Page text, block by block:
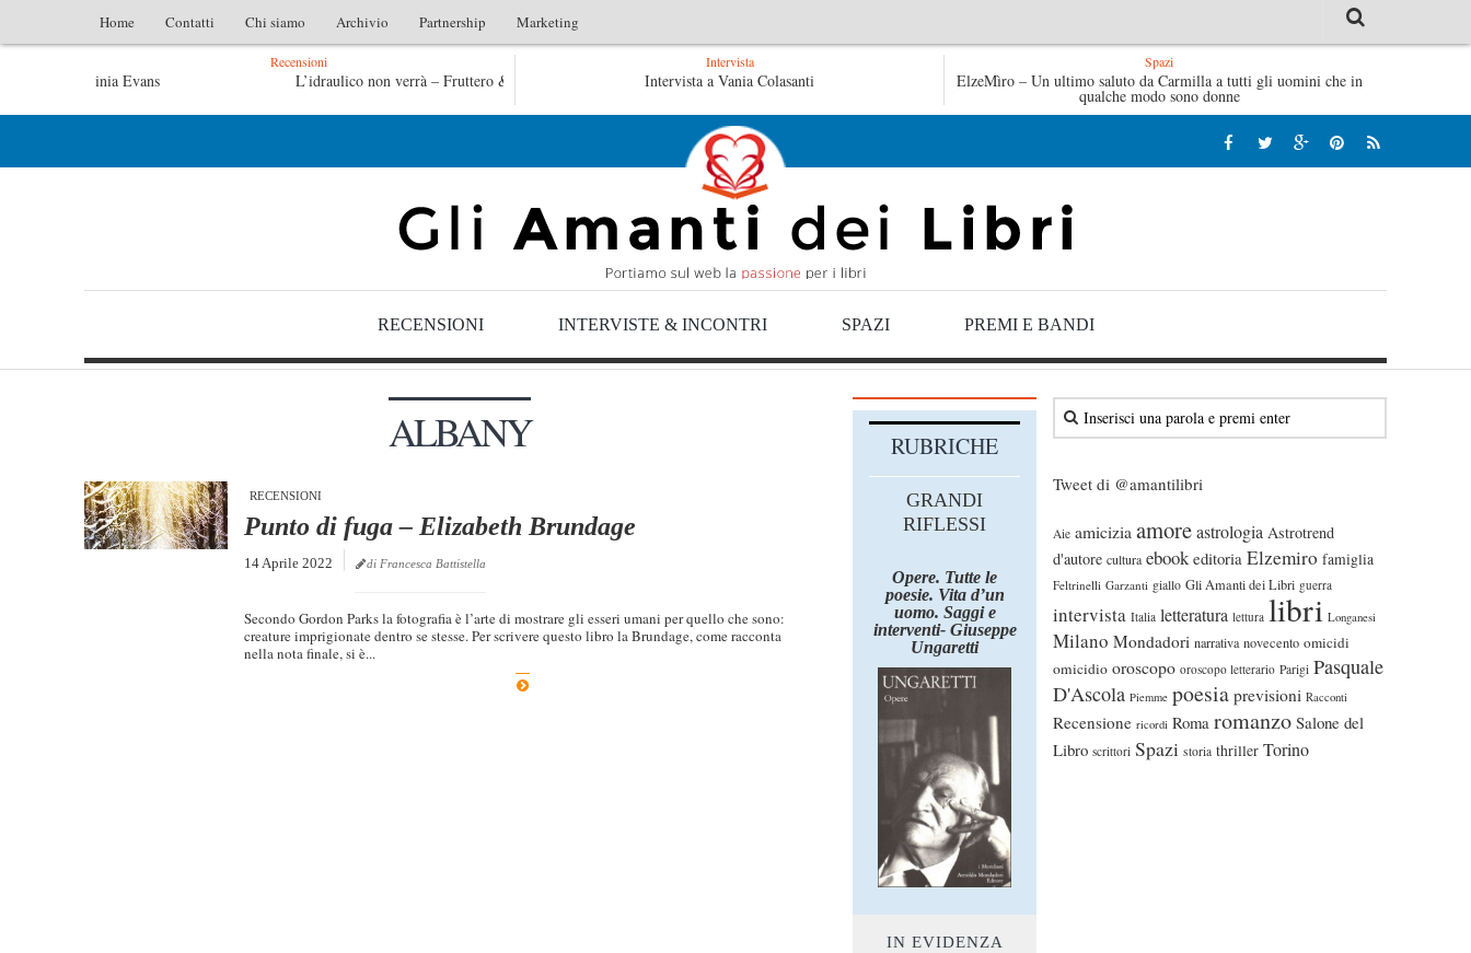
Home Contatti Chi siamo Archivio Partnership Marketing
Recensioni
L’idraulico non verrà – Fruttero & Lucentini Le anime salve di Fabrizio De André – Jan Gaggetta Tutte le mattine di Sybil – Virginia Evans
Intervista
Intervista a Vania Colasanti
Spazi
ElzeMìro – Un ultimo saluto da Carmilla a tutti gli uomini che in
qualche modo sono donne
RECENSIONI INTERVISTE & INCONTRI SPAZI PREMI E BANDI
ALBANY
RECENSIONI
Punto di fuga – Elizabeth Brundage
14 Aprile 2022 di Francesca Battistella
Secondo Gordon Parks la fotografia è l’arte di mostrare gli esseri umani per quello che sono:
creature imprigionate dentro se stesse. Per scrivere questo libro la Brundage, come racconta
nella nota finale, si è...
Tweet di @amantilibri
Aie amicizia amoreastrologia Astrotrend
d'autore cultura ebook editoria Elzemiro famiglia
Feltrinelli Garzanti giallo Gli Amanti dei Libri guerra
intervista Italia letteratura lettura libri Longanesi
Milano Mondadori narrativa novecento omicidi
omicidio oroscopo oroscopo letterario Parigi Pasquale
D'Ascola Piemme poesia previsioni Racconti
Recensione ricordi Roma romanzo Salone del
Libro scrittori Spazi storia thriller Torino
RUBRICHE
GRANDI
RIFLESSI
Opere. Tutte le
poesie. Vita d’un
uomo. Saggi e
interventi- Giuseppe
Ungaretti
IN EVIDENZA